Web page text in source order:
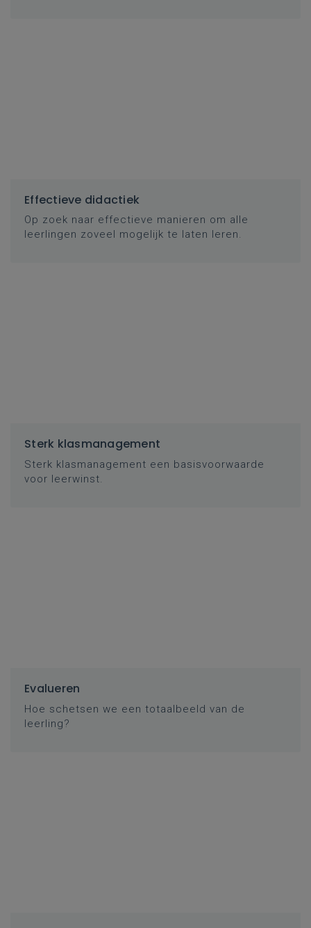
Effectieve didactiek
Op zoek naar effectieve manieren om alle
leerlingen zoveel mogelijk te laten leren.
Sterk klasmanagement
Sterk klasmanagement een basisvoorwaarde
voor leerwinst.
Evalueren
Hoe schetsen we een totaalbeeld van de
leerling?